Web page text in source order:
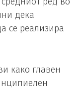
дека
се реализира
како главен